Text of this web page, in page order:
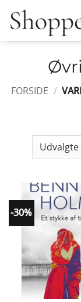
Fortsæt
FORSIDE /
-30%